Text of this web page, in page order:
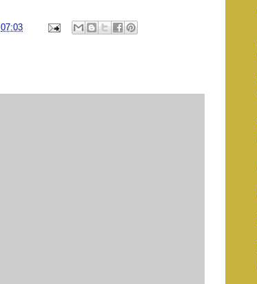
07:03